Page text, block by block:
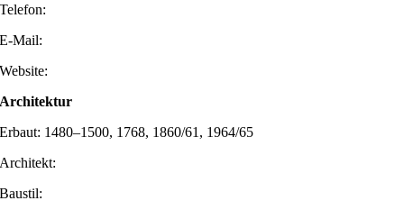
Telefon:
E-Mail:
Website:
Architektur
Erbaut: 1480–1500, 1768, 1860/61, 1964/65
Architekt:
Baustil: